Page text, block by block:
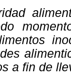
a fin de